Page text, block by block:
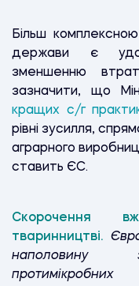
Більш
держави є
зменшенню
зазначити, що
кращих с/г
рівні зусилля,
аграрного
ставить ЄС.
Скорочення
тваринництві.
наполовину